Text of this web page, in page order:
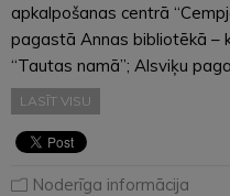
apkalpošanas centrā
pagastā Annas bibliotēkā –
“Tautas namā”; Alsviķu
LASĪT VISU
Noderīga informācija